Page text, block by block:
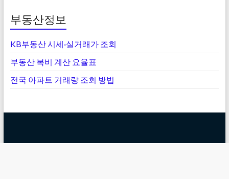
부동산정보
KB부동산 시세·실거래가 조회
부동산 복비 계산 요율표
전국 아파트 거래량 조회 방법